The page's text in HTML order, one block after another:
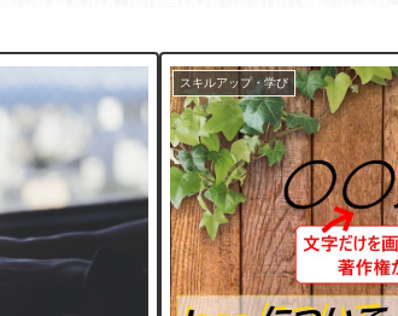
スキルアップ・学び